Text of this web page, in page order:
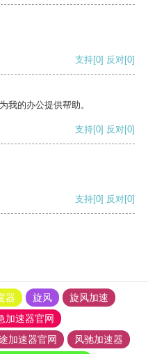
支持[0] 反对[0]
我的办公提供帮助。
支持[0] 反对[0]
支持[0] 反对[0]
器 旋风
旋风加速
加速器官网
加速器官网
风驰加速器